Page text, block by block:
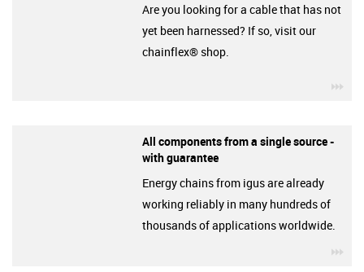
Are you looking for a cable that has not
yet been harnessed? If so, visit our
chainflex® shop.
All components from a single source -
with guarantee
Energy chains from igus are already
working reliably in many hundreds of
thousands of applications worldwide.